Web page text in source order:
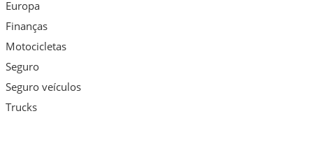
Europa
Finanças
Motocicletas
Seguro
Seguro veículos
Trucks